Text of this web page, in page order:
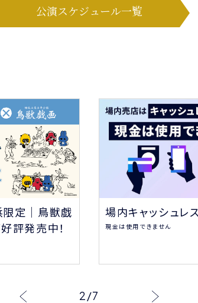
公演スケジュール一覧
限定｜鳥獣戯
評発売中！
場内キャッシュレ
現金は使用できません
2/7